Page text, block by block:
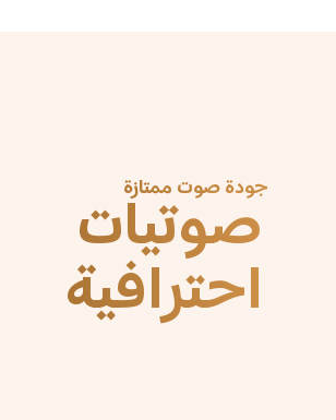
جودة صوت ممتازة
صوتيات
احترافية